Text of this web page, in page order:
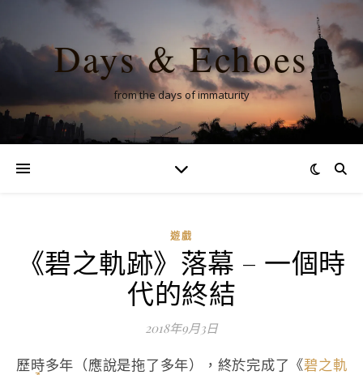
Days & Echoes
from the days of immaturity
遊戲
《碧之軌跡》落幕 – 一個時
代的終結
2018年9月3日
歷時多年（應說是拖了多年），終於完成了《碧之軌